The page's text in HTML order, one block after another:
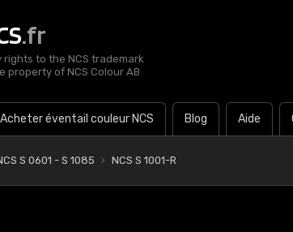
.fr
to the NCS trademark
property of NCS Colour AB
Acheter éventail couleur NCS Blog Aide
S 0601 - S 1085 NCS S 1001-R